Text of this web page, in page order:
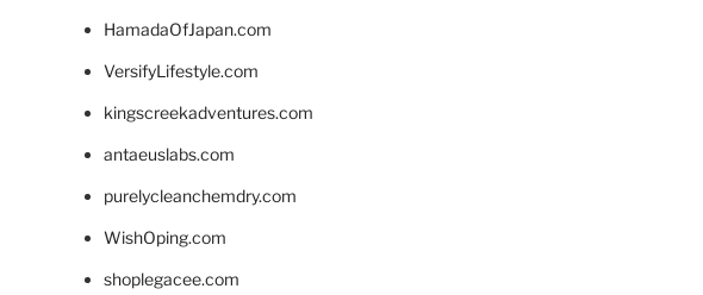
HamadaOfJapan.com
VersifyLifestyle.com
kingscreekadventures.com
antaeuslabs.com
purelycleanchemdry.com
WishOping.com
shoplegacee.com